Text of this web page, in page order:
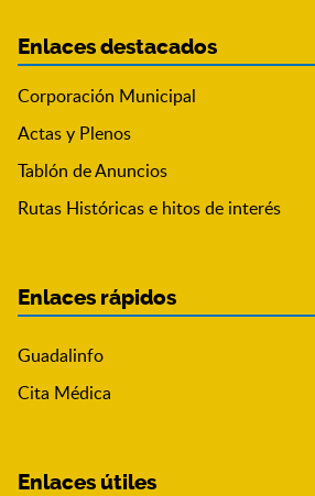
Enlaces destacados
Corporación Municipal
Actas y Plenos
Tablón de Anuncios
Rutas Históricas e hitos de interés
Enlaces rápidos
Guadalinfo
Cita Médica
Enlaces útiles